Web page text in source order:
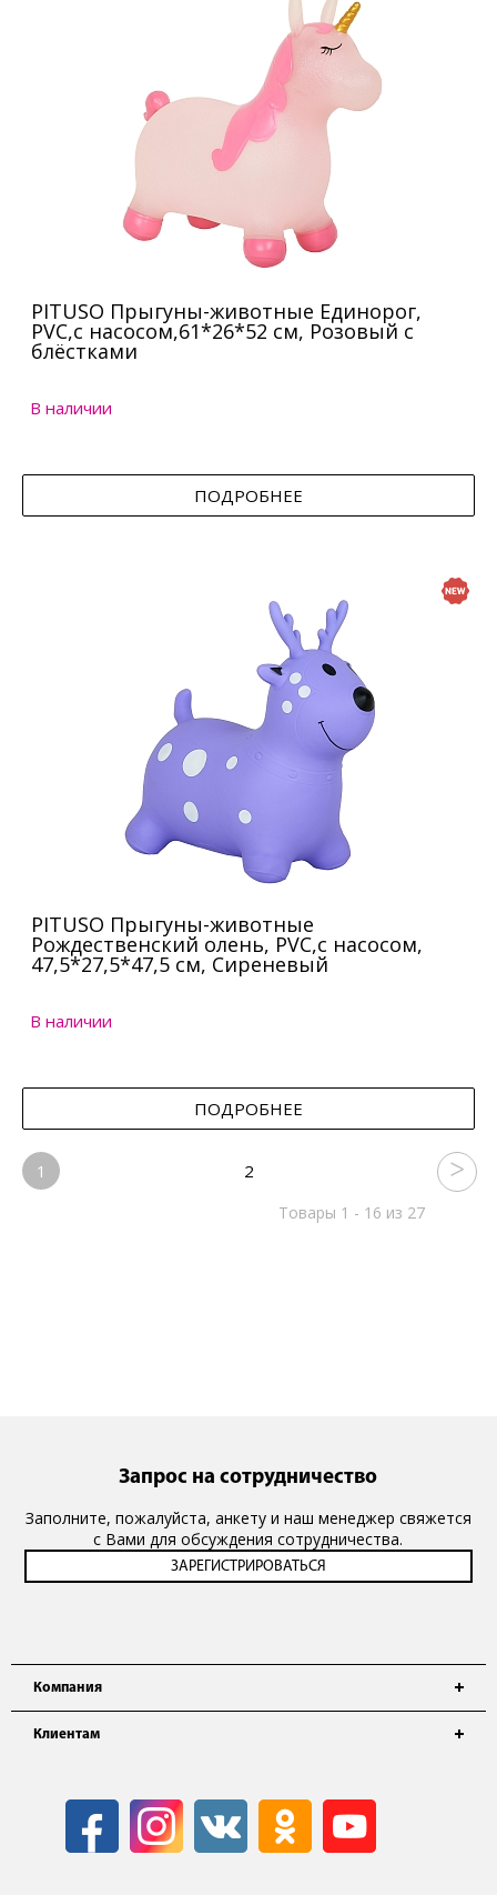
PITUSO Прыгуны-животные Единорог,
PVC,с насосом,61*26*52 см, Розовый с
блёстками
В наличии
ПОДРОБНЕЕ
PITUSO Прыгуны-животные
Рождественский олень, PVC,с насосом,
47,5*27,5*47,5 см, Сиреневый
В наличии
ПОДРОБНЕЕ
1 2
Товары 1 - 16 из 27
Компания
Клиентам
Запрос на сотрудничество
Заполните, пожалуйста, анкету и наш менеджер свяжется
с Вами для обсуждения сотрудничества.